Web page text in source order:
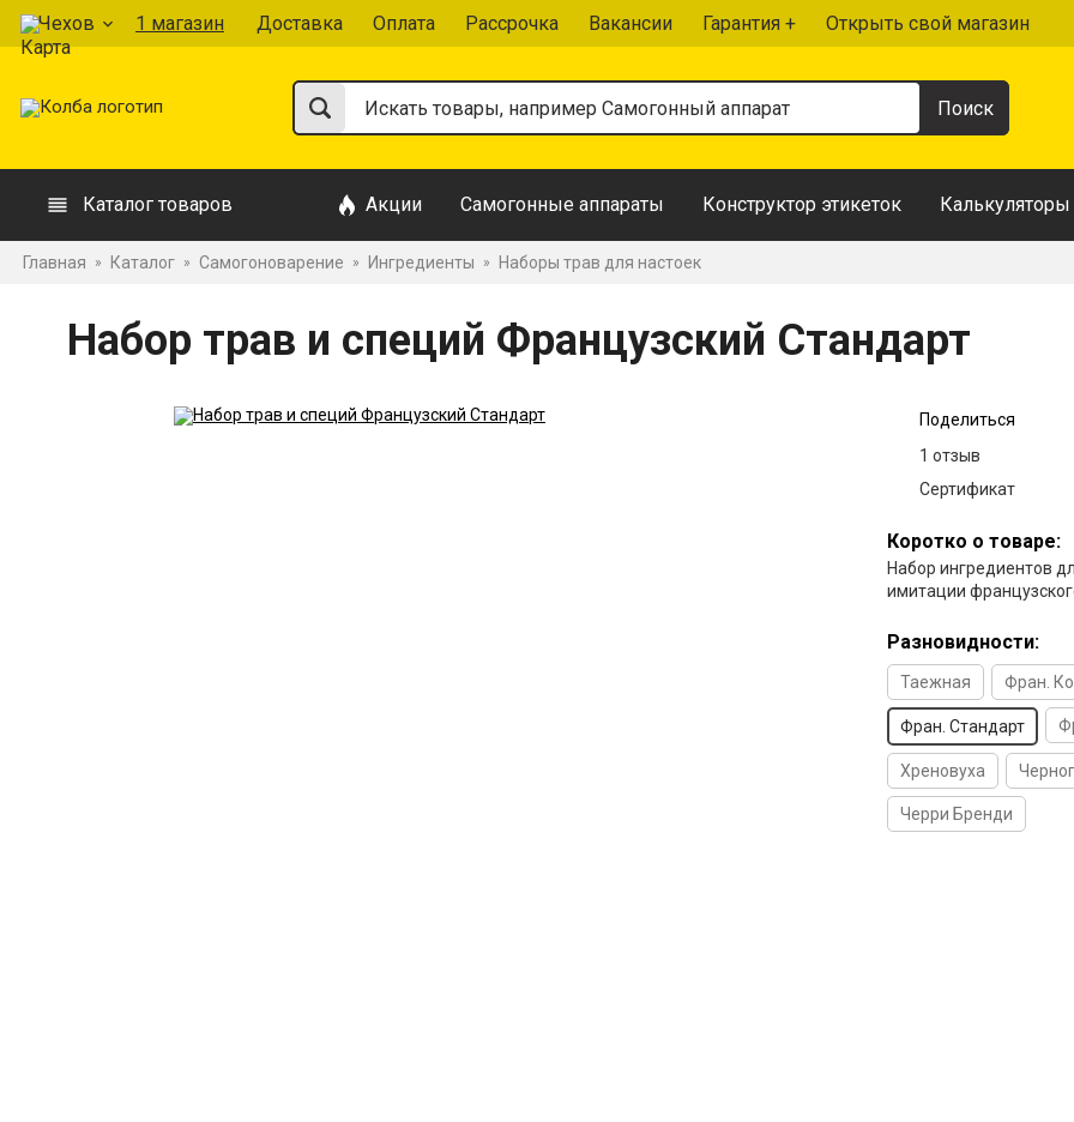
Чехов 1 магазин Доставка Оплата Рассрочка Вакансии Гарантия + Открыть свой магазин
Каталог товаров Акции Самогонные аппараты Конструктор этикеток Калькуляторы
Главная » Каталог » Самогоноварение » Ингредиенты » Наборы трав для настоек
Набор трав и специй Французский Стандарт
Поделиться
1 отзыв
Сертификат
Коротко о товаре:
Набор ингредиентов
имитации
Разновидности:
Таежная Фран.
Фран. Стандарт
Хреновуха
Черри Бренди